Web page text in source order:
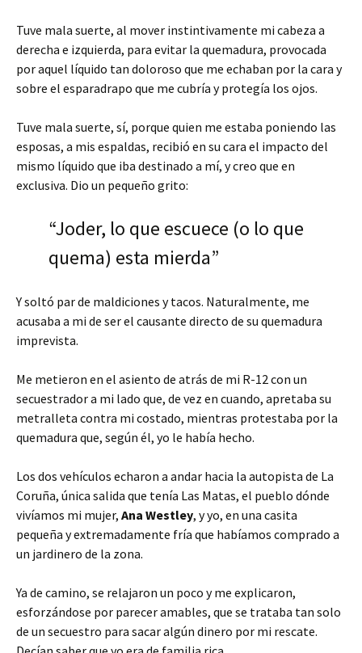
Tuve mala suerte, al mover instintivamente mi cabeza a
derecha e izquierda, para evitar la quemadura, provocada
por aquel líquido tan doloroso que me echaban por la cara y
sobre el esparadrapo que me cubría y protegía los ojos.
Tuve mala suerte, sí, porque quien me estaba poniendo las
esposas, a mis espaldas, recibió en su cara el impacto del
mismo líquido que iba destinado a mí, y creo que en
exclusiva. Dio un pequeño grito:
“Joder, lo que escuece (o lo que
quema) esta mierda”
Y soltó par de maldiciones y tacos. Naturalmente, me
acusaba a mi de ser el causante directo de su quemadura
imprevista.
Me metieron en el asiento de atrás de mi R-12 con un
secuestrador a mi lado que, de vez en cuando, apretaba su
metralleta contra mi costado, mientras protestaba por la
quemadura que, según él, yo le había hecho.
Los dos vehículos echaron a andar hacia la autopista de La
Coruña, única salida que tenía Las Matas, el pueblo dónde
vivíamos mi mujer, Ana Westley, y yo, en una casita
pequeña y extremadamente fría que habíamos comprado a
un jardinero de la zona.
Ya de camino, se relajaron un poco y me explicaron,
esforzándose por parecer amables, que se trataba tan solo
de un secuestro para sacar algún dinero por mi rescate.